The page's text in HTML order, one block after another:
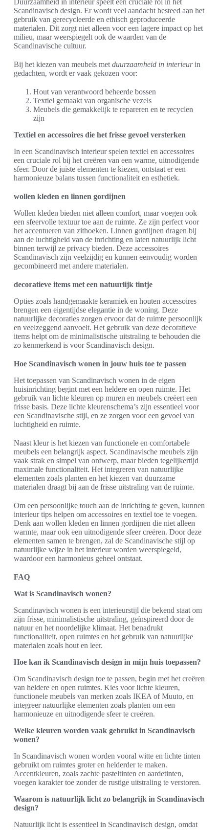
Duurzaamheid in interieur speelt een cruciale rol in het
Scandinavisch design. Er wordt veel aandacht besteed aan het
gebruik van gerecycleerde en ethisch geproduceerde
materialen. Dit zorgt niet alleen voor een lagere impact op het
milieu, maar weerspiegelt ook de waarden van de
Scandinavische cultuur.
Bij het kiezen van meubels met duurzaamheid in interieurin
gedachten, wordt er vaak gekozen voor:
Hout van verantwoord beheerde bossen
Textiel gemaakt van organische vezels
Meubels die gemakkelijk te repareren en te recyclen
zijn
Textiel en accessoires die het frisse gevoel versterken
In een Scandinavisch interieur spelen textiel en accessoires
een cruciale rol bij het creëren van een warme, uitnodigende
sfeer. Door de juiste elementen te kiezen, ontstaat er een
harmonieuze balans tussen functionaliteit en esthetiek.
wollen kleden en linnen gordijnen
Wollen kleden bieden niet alleen comfort, maar voegen ook
een sfeervolle textuur toe aan de ruimte. Ze zijn perfect voor
het accentueren van zithoeken. Linnen gordijnen dragen bij
aan de luchtigheid van de inrichting en laten natuurlijk licht
binnen terwijl ze privacy bieden. Deze accessoires
Scandinavisch zijn veelzijdig en kunnen eenvoudig worden
gecombineerd met andere materialen.
decoratieve items met een natuurlijk tintje
Opties zoals handgemaakte keramiek en houten accessoires
brengen een eigentijdse elegantie in de woning. Deze
natuurlijke decoraties zorgen ervoor dat de ruimte persoonlijk
en veelzeggend aanvoelt. Het gebruik van deze decoratieve
items helpt om de minimalistische uitstraling te behouden die
zo kenmerkend is voor Scandinavisch design.
Hoe Scandinavisch wonen in jouw huis toe te passen
Het toepassen van Scandinavisch wonen in de eigen
huisinrichting begint met een heldere en open ruimte. Het
gebruik van lichte kleuren op muren en meubels creëert een
frisse basis. Deze lichte kleurenschema’s zijn essentieel voor
een Scandinavische stijl, en ze zorgen voor een gevoel van
luchtigheid en ruimte.
Naast kleur is het kiezen van functionele en comfortabele
meubels een belangrijk aspect. Scandinavische meubels zijn
vaak strak en simpel van ontwerp, maar bieden tegelijkertijd
maximale functionaliteit. Het integreren van natuurlijke
elementen zoals planten en het kiezen van duurzame
materialen draagt bij aan de frisse uitstraling van de ruimte.
Om een persoonlijke touch aan de inrichting te geven, kunnen
interieur tips helpen om accessoires en textiel toe te voegen.
Denk aan wollen kleden en linnen gordijnen die niet alleen
warmte, maar ook een uitnodigende sfeer creëren. Door deze
elementen samen te brengen, zal de Scandinavische stijl op
natuurlijke wijze in het interieur worden weerspiegeld,
waardoor een harmonieus geheel ontstaat.
FAQ
Wat is Scandinavisch wonen?
Scandinavisch wonen is een interieurstijl die bekend staat om
zijn frisse, minimalistische uitstraling, geïnspireerd door de
natuur en het noordelijke klimaat. Het benadrukt
functionaliteit, open ruimtes en het gebruik van natuurlijke
materialen zoals hout en leer.
Hoe kan ik Scandinavisch design in mijn huis toepassen?
Om Scandinavisch design toe te passen, begin met het creëren
van heldere en open ruimtes. Kies voor lichte kleuren,
functionele meubels van merken zoals IKEA of Muuto, en
integreer natuurlijke elementen zoals planten om een
harmonieuze en uitnodigende sfeer te creëren.
Welke kleuren worden vaak gebruikt in Scandinavisch
wonen?
In Scandinavisch wonen worden vooral witte en lichte tinten
gebruikt om ruimtes groter en helderder te maken.
Accentkleuren, zoals zachte pasteltinten en aardetinten,
voegen karakter toe zonder de rustige uitstraling te verstoren.
Waarom is natuurlijk licht zo belangrijk in Scandinavisch
design?
Natuurlijk licht is essentieel in Scandinavisch design, omdat